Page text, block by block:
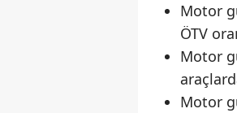
Motor
ÖTV
Motor
Motor